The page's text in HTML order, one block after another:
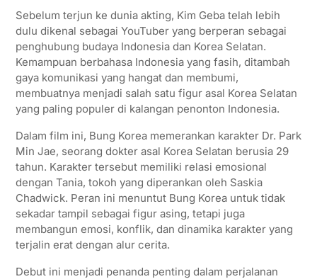
Sebelum terjun ke dunia akting, Kim Geba telah lebih
dulu dikenal sebagai YouTuber yang berperan sebagai
penghubung budaya Indonesia dan Korea Selatan.
Kemampuan berbahasa Indonesia yang fasih, ditambah
gaya komunikasi yang hangat dan membumi,
membuatnya menjadi salah satu figur asal Korea Selatan
yang paling populer di kalangan penonton Indonesia.
Dalam film ini, Bung Korea memerankan karakter Dr. Park
Min Jae, seorang dokter asal Korea Selatan berusia 29
tahun. Karakter tersebut memiliki relasi emosional
dengan Tania, tokoh yang diperankan oleh Saskia
Chadwick. Peran ini menuntut Bung Korea untuk tidak
sekadar tampil sebagai figur asing, tetapi juga
membangun emosi, konflik, dan dinamika karakter yang
terjalin erat dengan alur cerita.
Debut ini menjadi penanda penting dalam perjalanan